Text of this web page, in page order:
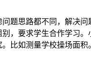
题思路都不同，解决
，要求学生合作学习
比如测量学校操场面